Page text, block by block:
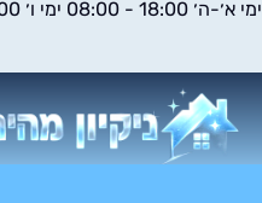
דילוג
ימי א׳-ה׳ 18:00 - 08:00 ימי ו׳ 14:00 - 08:00 שבת וחגים: סגור